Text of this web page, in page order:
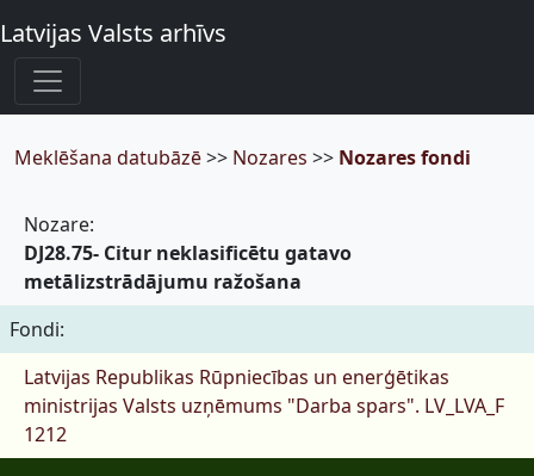
Latvijas Valsts arhīvs
Meklēšana datubāzē>> Nozares >> Nozares fondi
Nozare:
DJ28.75- Citur neklasificētu gatavo
metālizstrādājumu ražošana
Fondi:
Latvijas Republikas Rūpniecības un enerģētikas
ministrijas Valsts uzņēmums "Darba spars". LV_LVA_F
1212